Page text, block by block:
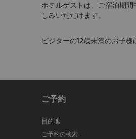
ホテルゲストは、ご宿泊期
しみいただけます。
ビジターの12歳未満のお子
ご予約
目的地
ご予約の検索